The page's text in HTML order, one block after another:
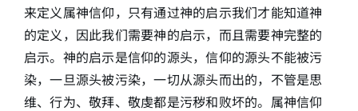
来定义属神信仰，只有通过神的启示我们才能知道神
的定义，因此我们需要神的启示，而且需要神完整的
启示。神的启示是信仰的源头，信仰的源头不能被污
染，一旦源头被污染，一切从源头而出的，不管是思
维、行为、敬拜、敬虔都是污秽和败坏的。属神信仰